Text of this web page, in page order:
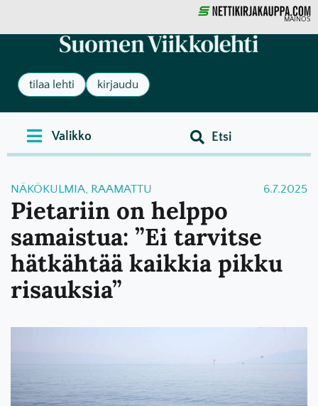
MAINOS
tilaa lehti kirjaudu
NÄKÖKULMIA, RAAMATTU 6.7.2025
Pietariin on helppo
samaistua: ”Ei tarvitse
hätkähtää kaikkia pikku
risauksia”